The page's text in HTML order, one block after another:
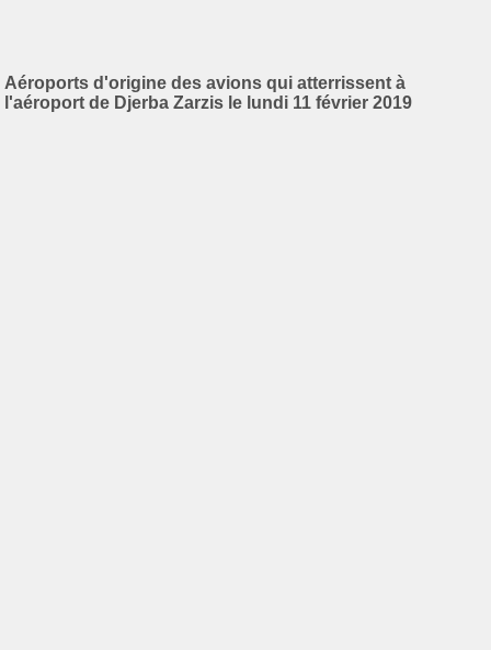
Aéroports d'origine des avions qui atterrissent à
l'aéroport de Djerba Zarzis le lundi 11 février 2019